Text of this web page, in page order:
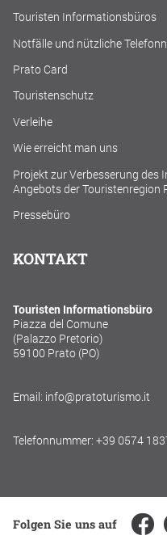
Touristen Informationsbüros
Notfälle und nützliche
Prato Card
Touristenschutz
Verleihe
Wie erreicht man uns
Projekt zur Verbesserung des
Angebots der Touristenregion
Pressebüro
KONTAKT
Touristen Informationsbüro
Piazza del Comune
(Palazzo Pretorio)
59100 Prato (PO)
Email: info@pratoturismo.it
Telefonnummer: +39 0574
Folgen Sie uns auf